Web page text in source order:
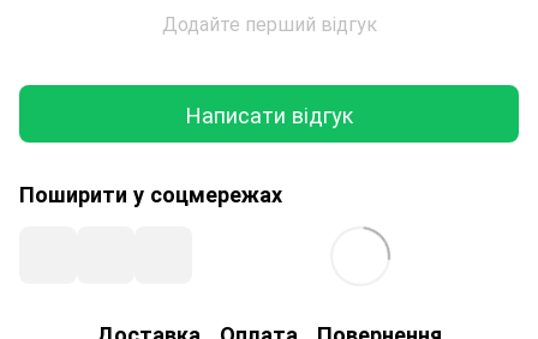
Додайте перший відгук
Написати відгук
Поширити у соцмережах